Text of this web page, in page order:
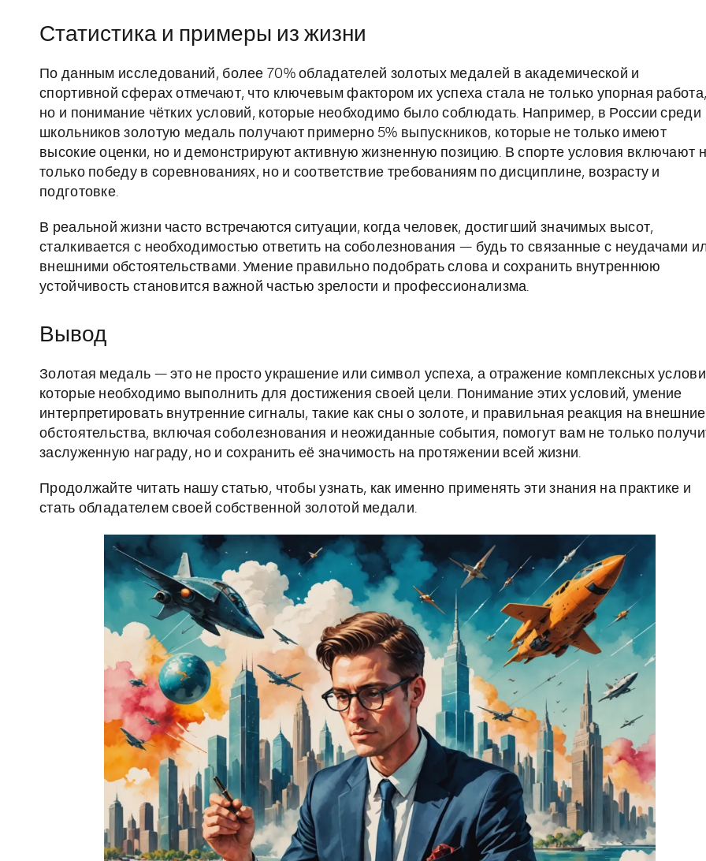
Статистика и примеры из жизни
По данным исследований, более 70% обладателей золотых медалей в академической и
спортивной сферах отмечают, что ключевым фактором их успеха стала не только упорная
но и понимание чётких условий, которые необходимо было соблюдать. Например, в России среди
школьников золотую медаль получают примерно 5% выпускников, которые не только имеют
высокие оценки, но и демонстрируют активную жизненную позицию. В спорте условия включают
только победу в соревнованиях, но и соответствие требованиям по дисциплине, возрасту и
подготовке.
В реальной жизни часто встречаются ситуации, когда человек, достигший значимых высот,
сталкивается с необходимостью ответить на соболезнования — будь то связанные с неудачами
внешними обстоятельствами. Умение правильно подобрать слова и сохранить внутреннюю
устойчивость становится важной частью зрелости и профессионализма.
Вывод
Золотая медаль — это не просто украшение или символ успеха, а отражение комплексных
которые необходимо выполнить для достижения своей цели. Понимание этих условий, умение
интерпретировать внутренние сигналы, такие как сны о золоте, и правильная реакция на внешние
обстоятельства, включая соболезнования и неожиданные события, помогут вам не только
заслуженную награду, но и сохранить её значимость на протяжении всей жизни.
Продолжайте читать нашу статью, чтобы узнать, как именно применять эти знания на практике и
стать обладателем своей собственной золотой медали.